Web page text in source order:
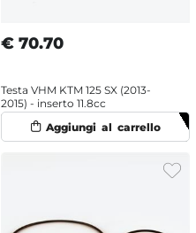
€ 70.70
Testa VHM KTM 125 SX (2013-
2015) - inserto 11.8cc